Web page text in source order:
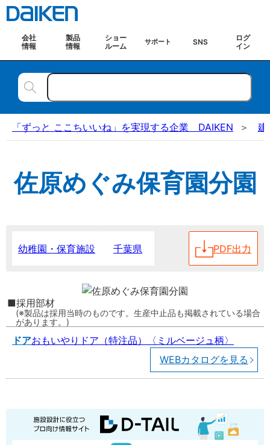
会社
情報
製品
情報
ショー
ルーム
サポート SNS
ログ
イン
「ずっと ここちいいね」を実現する企業 DAIKEN 建
佐原めぐみ保育園分園
幼稚園・保育施設 千葉県 PDF出力
採用部材
製品は採用当時のものです。生産中止品も掲載されている場合
があります。
ドアおもいやりドア（特注品）〈ミルベージュ柄〉
WEBカタログを見る